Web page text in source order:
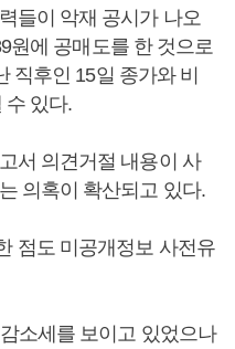
들이 악재 공시가 나오
원에 공매도를 한 것으로
직후인 15일 종가와 비
수 있다.
서 의견거절 내용이 사
의혹이 확산되고 있다.
점도 미공개정보 사전유
소세를 보이고 있었으나